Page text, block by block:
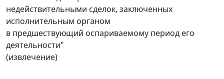
недействительными сделок, заключенных
исполнительным органом
в предшествующий оспариваемому период его
деятельности"
(извлечение)